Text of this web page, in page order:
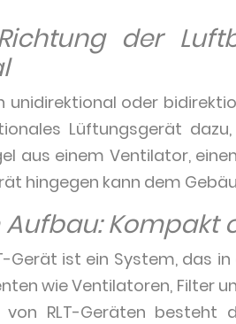
der
unidirektional oder
Lüftungsgerät
aus einem Ventilator,
hingegen kann dem
Kompakt
Gerät ist ein System, das
wie Ventilatoren, Filter
RLT-Geräten besteht